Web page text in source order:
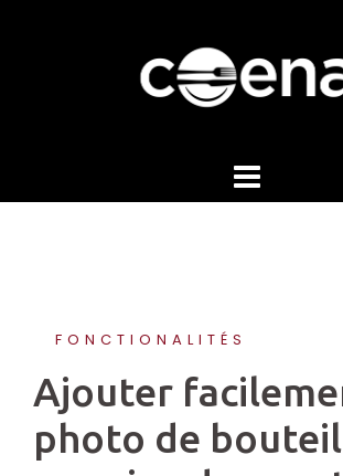
FONCTIONALITÉS
Ajouter
photo de